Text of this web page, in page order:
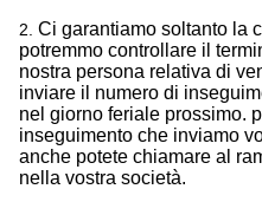
2. Ci garantiamo soltanto la
potremmo controllare il
nostra persona relativa di
inviare il numero di
nel giorno feriale prossimo.
inseguimento che inviamo
anche potete chiamare al
nella vostra società.